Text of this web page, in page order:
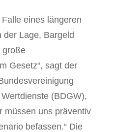
eines längeren
der Lage, Bargeld
große
Gesetz“, sagt der
(BDGW),
müssen uns präventiv
befassen.“ Die